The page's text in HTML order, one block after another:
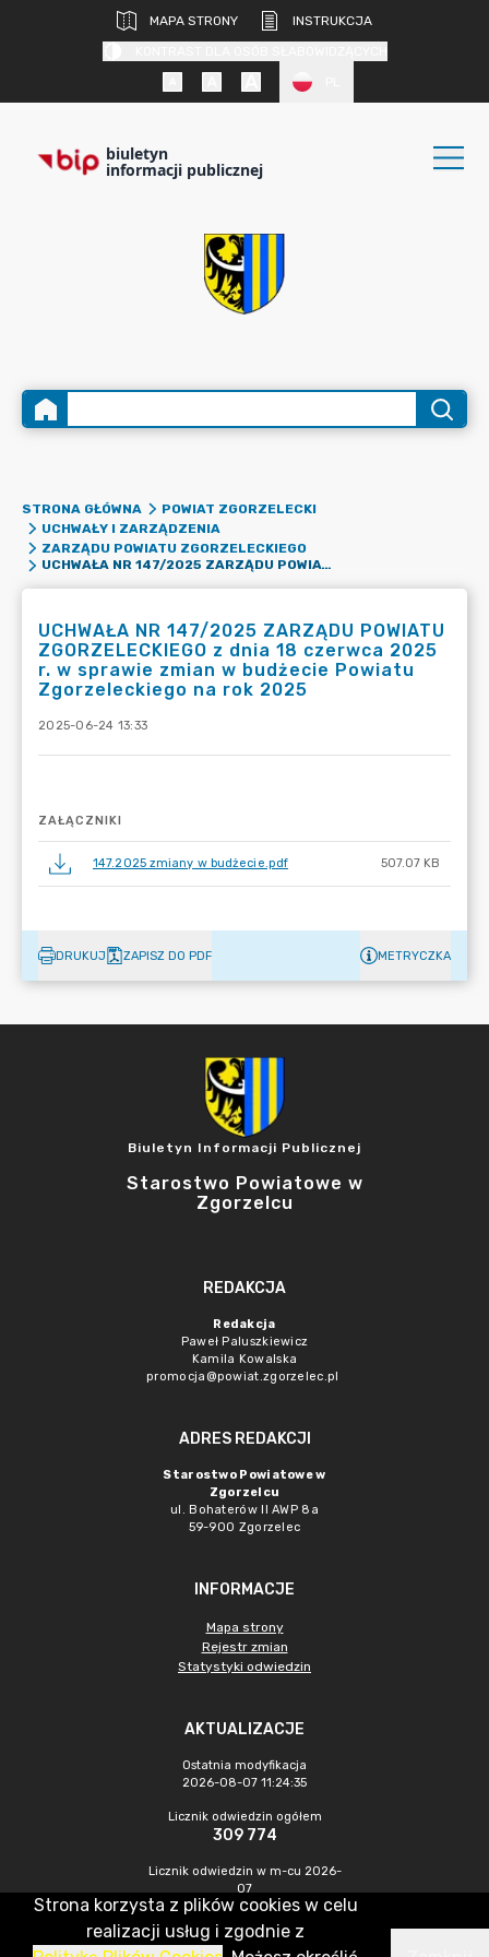
MAPA STRONY
INSTRUKCJA
biuletyn
informacji publicznej
STRONA GŁÓWNA
POWIAT ZGORZELECKI
UCHWAŁY I ZARZĄDZENIA
ZARZĄDU POWIATU ZGORZELECKIEGO
UCHWAŁA NR 147/2025 ZARZĄDU POWIATU ZGORZELECKIEGO Z DNIA 18 CZERWCA 2025 R. W SPRAWIE ZMIAN W BUDŻECIE POWIATU ZGORZELECKIEGO NA ROK 2025
UCHWAŁA NR 147/2025 ZARZĄDU POWIATU
ZGORZELECKIEGO z dnia 18 czerwca 2025
r. w sprawie zmian w budżecie Powiatu
Zgorzeleckiego na rok 2025
2025-06-24 13:33
ZAŁĄCZNIKI
147.2025 zmiany w budżecie.pdf 507.07 KB
DRUKUJ ZAPISZ DO PDF METRYCZKA
Biuletyn Informacji Publicznej
Starostwo Powiatowe w
Zgorzelcu
REDAKCJA
Redakcja
Paweł Paluszkiewicz
Kamila Kowalska
promocja@powiat.zgorzelec.pl
ADRES REDAKCJI
Starostwo Powiatowe w
Zgorzelcu
ul. Bohaterów II AWP 8a
59-900 Zgorzelec
INFORMACJE
Mapa strony
Rejestr zmian
Statystyki odwiedzin
AKTUALIZACJE
Ostatnia modyfikacja
2026-08-07 11:24:35
Licznik odwiedzin ogółem
309 774
Licznik odwiedzin w m-cu 2026-
07
472
Strona korzysta z plików cookies w celu
realizacji usług i zgodnie z